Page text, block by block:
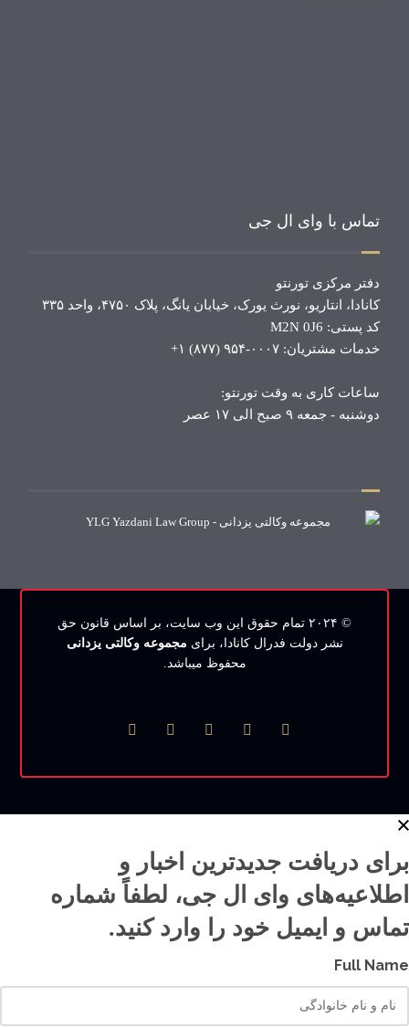
تماس با وای ال جی
دفتر مرکزی تورنتو
کانادا، انتاریو، نورث یورک، خیابان یانگ، پلاک ۴۷۵۰، واحد ۳۳۵
کد پستی: M2N 0J6
خدمات مشتریان: ۰۰۰۷-۹۵۴ (۸۷۷) ۱+
ساعات کاری به وقت تورنتو:
دوشنبه - جمعه ۹ صبح الی ۱۷ عصر
© ۲۰۲۴ تمام حقوق این وب‌ سایت، بر اساس قانون حق
نشر دولت فدرال کانادا، برای مجموعه وکالتی یزدانی
محفوظ میباشد.
برای دریافت جدیدترین اخبار و
اطلاعیه‌های وای ال جی، لطفاً شماره
تماس و ایمیل خود را وارد کنید.
Full Name